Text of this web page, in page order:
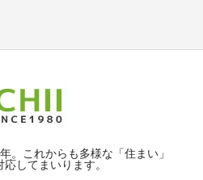
。これからも多様な「住まい」
応してまいります。